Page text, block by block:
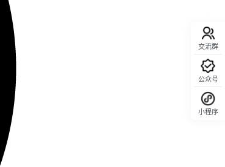
交流群
公众号
小程序